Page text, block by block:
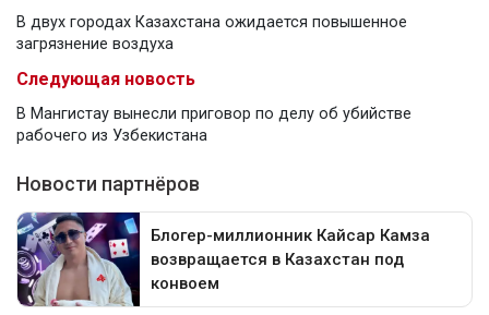
В двух городах Казахстана ожидается повышенное
загрязнение воздуха
Следующая новость
В Мангистау вынесли приговор по делу об убийстве
рабочего из Узбекистана